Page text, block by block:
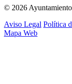
© 2026 Ayuntamiento
Aviso Legal Política
Mapa Web